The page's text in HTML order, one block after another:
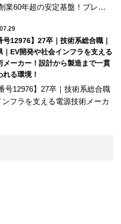
業60年超の安定基盤！プレ…
号12976】27卒｜技術系総合職｜
｜EV開発や社会インフラを支える
メーカー！設計から製造まで一貫
れる環境！
号12976】27卒｜技術系総合職
フラを支える電源技術メーカ